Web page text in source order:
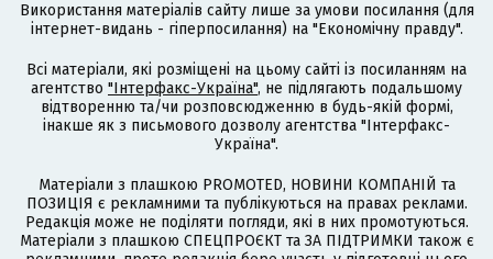
Використання матеріалів сайту лише за умови посилання (для
інтернет-видань - гіперпосилання) на "Економічну правду".
Всі матеріали, які розміщені на цьому сайті із посиланням на
агентство "Інтерфакс-Україна", не підлягають подальшому
відтворенню та/чи розповсюдженню в будь-якій формі,
інакше як з письмового дозволу агентства "Інтерфакс-
Україна".
Матеріали з плашкою PROMOTED, НОВИНИ КОМПАНІЙ та
ПОЗИЦІЯ є рекламними та публікуються на правах реклами.
Редакція може не поділяти погляди, які в них промотуються.
Матеріали з плашкою СПЕЦПРОЄКТ та ЗА ПІДТРИМКИ також є